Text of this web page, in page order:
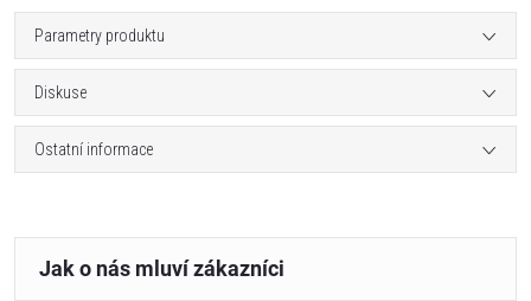
Parametry produktu
Diskuse
Ostatní informace